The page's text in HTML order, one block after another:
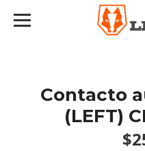
Contacto
(LEFT)